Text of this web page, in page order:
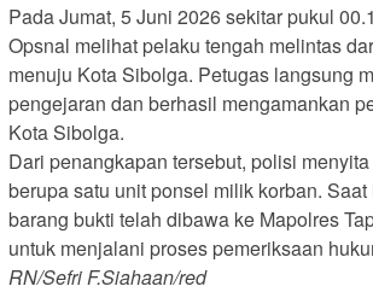
Pada Jumat, 5 Juni 2026 sekitar pukul
Opsnal melihat pelaku tengah melintas
menuju Kota Sibolga. Petugas langsung
pengejaran dan berhasil mengamankan
Kota Sibolga.
Dari penangkapan tersebut, polisi
berupa satu unit ponsel milik korban.
barang bukti telah dibawa ke Mapolres
untuk menjalani proses pemeriksaan
RN/Sefri F.Siahaan/red